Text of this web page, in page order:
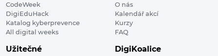
CodeWeek
DigiEduHack
Katalog kyberprevence
All digital weeks
O nás
Kalendář akcí
Kurzy
FAQ
Užitečné DigiKoalice